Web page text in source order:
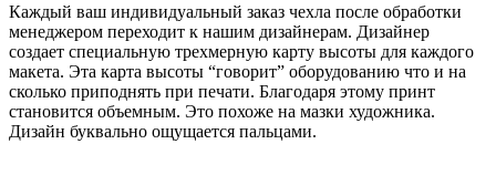
Каждый ваш индивидуальный заказ чехла после обработки
менеджером переходит к нашим дизайнерам. Дизайнер
создает специальную трехмерную карту высоты для каждого
макета. Эта карта высоты “говорит” оборудованию что и на
сколько приподнять при печати. Благодаря этому принт
становится объемным. Это похоже на мазки художника.
Дизайн буквально ощущается пальцами.